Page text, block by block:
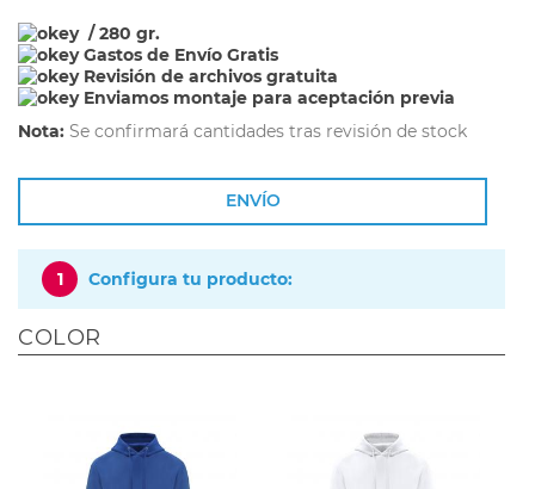
/ 280 gr.
Gastos de Envío Gratis
Revisión de archivos gratuita
Enviamos montaje para aceptación previa
Nota: Se confirmará cantidades tras revisión de stock
ENVÍO
1 Configura tu producto:
COLOR